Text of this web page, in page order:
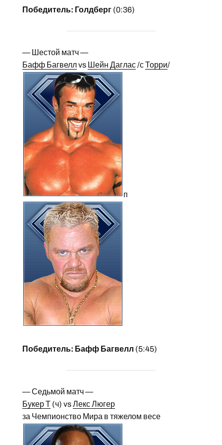
Победитель: Голдберг(0:36)
— Шестой матч —
Бафф Багвеллvs Шейн Даглас/сТорри/
п
Победитель: Бафф Багвелл (5:45)
— Седьмой матч —
Букер Т(ч) vsЛекс Люгер
за Чемпионство Мира в тяжелом весе